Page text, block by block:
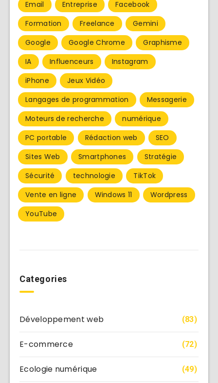
Email
Entreprise
Facebook
Formation
Freelance
Gemini
Google
Google Chrome
Graphisme
IA
Influenceurs
Instagram
iPhone
Jeux Vidéo
Langages de programmation
Messagerie
Moteurs de recherche
numérique
PC portable
Rédaction web
SEO
Sites Web
Smartphones
Stratégie
Sécurité
technologie
TikTok
Vente en ligne
Windows 11
Wordpress
YouTube
Categories
Développement web (83)
E-commerce (72)
Ecologie numérique (49)